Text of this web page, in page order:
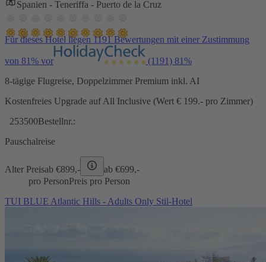
Spanien - Teneriffa - Puerto de la Cruz
Für dieses Hotel liegen 1191 Bewertungen mit einer Zustimmung
von 81% vor (1191) 81%
8-tägige Flugreise, Doppelzimmer Premium inkl. AI
Kostenfreies Upgrade auf All Inclusive (Wert € 199.- pro Zimmer)
253500Bestellnr.:
Pauschalreise
Alter Preisab €899,- ab €699,-
pro PersonPreis pro Person
TUI BLUE Atlantic Hills - Adults Only Stil-Hotel